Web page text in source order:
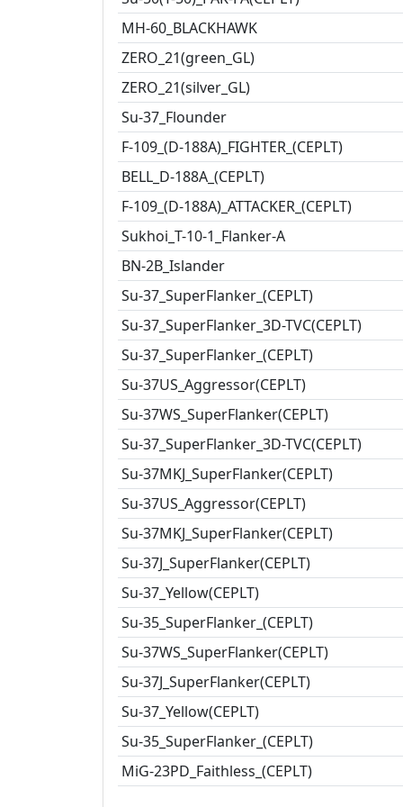
MH-60_BLACKHAWK
ZERO_21(green_GL)
ZERO_21(silver_GL)
Su-37_Flounder
F-109_(D-188A)_FIGHTER_(CEPLT)
BELL_D-188A_(CEPLT)
F-109_(D-188A)_ATTACKER_(CEPLT)
Sukhoi_T-10-1_Flanker-A
BN-2B_Islander
Su-37_SuperFlanker_(CEPLT)
Su-37_SuperFlanker_3D-TVC(CEPLT)
Su-37_SuperFlanker_(CEPLT)
Su-37US_Aggressor(CEPLT)
Su-37WS_SuperFlanker(CEPLT)
Su-37_SuperFlanker_3D-TVC(CEPLT)
Su-37MKJ_SuperFlanker(CEPLT)
Su-37US_Aggressor(CEPLT)
Su-37MKJ_SuperFlanker(CEPLT)
Su-37J_SuperFlanker(CEPLT)
Su-37_Yellow(CEPLT)
Su-35_SuperFlanker_(CEPLT)
Su-37WS_SuperFlanker(CEPLT)
Su-37J_SuperFlanker(CEPLT)
Su-37_Yellow(CEPLT)
Su-35_SuperFlanker_(CEPLT)
MiG-23PD_Faithless_(CEPLT)